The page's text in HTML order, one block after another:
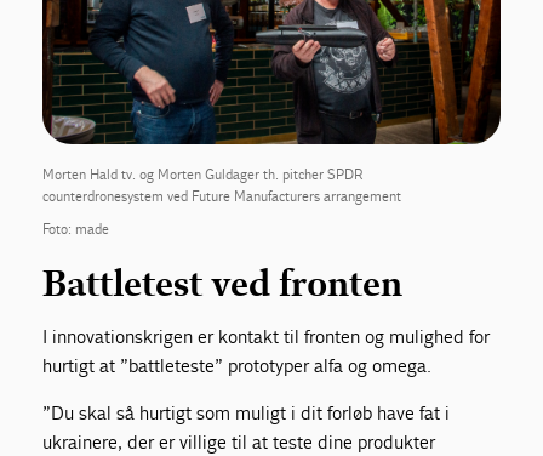
Morten Hald tv. og Morten Guldager th. pitcher SPDR
counterdronesystem ved Future Manufacturers arrangement
Foto: made
Battletest ved fronten
I innovationskrigen er kontakt til fronten og mulighed for
hurtigt at ”battleteste” prototyper alfa og omega.
”Du skal så hurtigt som muligt i dit forløb have fat i
ukrainere, der er villige til at teste dine produkter